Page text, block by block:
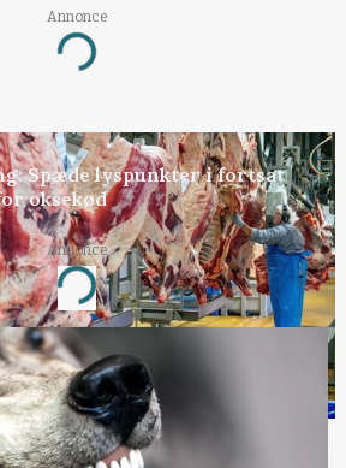
Annonce
Loading...
Spæde lyspunkter i fortsat
oksekød
Annonce
Loading...